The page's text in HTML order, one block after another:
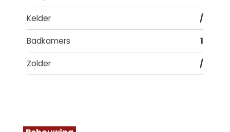
Kelder /
Badkamers 1
Zolder /